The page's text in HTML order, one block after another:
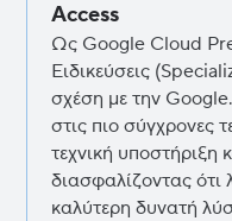
Access
Ως Google Cloud
Ειδικεύσεις
σχέση με την
στις πιο σύγχρονες
τεχνική
διασφαλίζοντας ότι
καλύτερη δυνατή